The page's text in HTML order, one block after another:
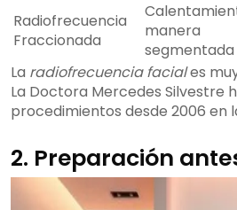
Radiofrecuencia
Fraccionada
manera
segmentada
La radiofrecuencia faciales
La Doctora Mercedes Silvestre
procedimientos desde 2006 en
2. Preparación